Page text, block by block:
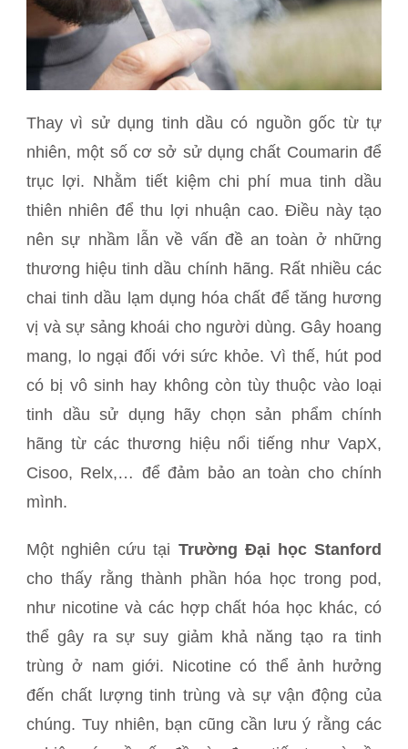
Thay vì sử dụng tinh dầu có nguồn gốc từ tự
nhiên, một số cơ sở sử dụng chất Coumarin để
trục lợi. Nhằm tiết kiệm chi phí mua tinh dầu
thiên nhiên để thu lợi nhuận cao. Điều này tạo
nên sự nhầm lẫn về vấn đề an toàn ở những
thương hiệu tinh dầu chính hãng. Rất nhiều các
chai tinh dầu lạm dụng hóa chất để tăng hương
vị và sự sảng khoái cho người dùng. Gây hoang
mang, lo ngại đối với sức khỏe. Vì thế, hút pod
có bị vô sinh hay không còn tùy thuộc vào loại
tinh dầu sử dụng hãy chọn sản phẩm chính
hãng từ các thương hiệu nổi tiếng như VapX,
Cisoo, Relx,… để đảm bảo an toàn cho chính
mình.
Một nghiên cứu tại Trường Đại học Stanford
cho thấy rằng thành phần hóa học trong pod,
như nicotine và các hợp chất hóa học khác, có
thể gây ra sự suy giảm khả năng tạo ra tinh
trùng ở nam giới. Nicotine có thể ảnh hưởng
đến chất lượng tinh trùng và sự vận động của
chúng. Tuy nhiên, bạn cũng cần lưu ý rằng các